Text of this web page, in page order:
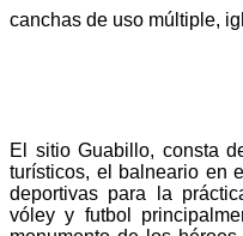
canchas de uso múltiple,
El sitio Guabillo, consta
turísticos, el balneario en
deportivas para la
vóley y futbol